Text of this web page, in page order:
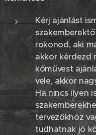
Kérj ajánlást
rokonod, aki
akkor kérdezd
kőművest
vele, akkor
Ha nincs ilyen
tervezőkhöz
tudhatnak jó